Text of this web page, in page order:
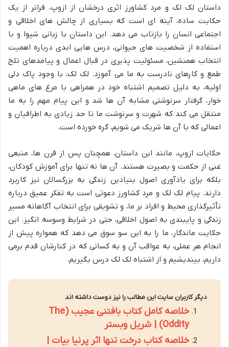
داستان لک لک و مرد کشاورز اثری درخشان از ازوپ، فراتر از یک
حکایت ساده، آینه ای است که بسیاری از چالش های اخلاقی و
اجتماعی انسان را بازتاب می دهد. این داستان با زبانی شیوا و با
استفاده از شخصیت های حیوانی، درس هایی ابدی درباره اهمیت
انتخاب همنشین، مسئولیت پذیری در قبال اعمال و پیامدهای تلخ
طمع و کارهای نادرست به ما می آموزد. لک لک، با وجود پاک دلی
اولیه، به دلیل تصمیم اشتباه خود در همراهی با مرغ های ماهی
خوار، گرفتار سرنوشتی مشابه آن ها شد و این پیام مهم را به ما
منتقل می کند که شهرت و سرنوشت ما تا حد زیادی به اطرافیان و
اعمالی که با آن ها شریک می شویم، گره خورده است.
حکایات ازوپ، مانند این داستان، همچنان پس از قرن ها، منبعی
غنی از حکمت و بصیرت هستند. آن ها نه تنها برای آموزش کودکان،
بلکه برای یادآوری اصول بنیادین زندگی به بزرگسالان نیز کاربرد
دارند. پیام لک لک و مرد کشاورز دعوتی است به تفکر عمیق درباره
تأثیرگذاری محیط و افراد بر ما، و تشویقی برای انتخاب آگاهانه مسیر
زندگی و پایبندی به اصول اخلاقی، حتی در شرایط وسوسه انگیز. این
حکایت ماندگار، ما را به این سو سوق می دهد که همواره پیش از
انجام هر عملی، به عواقب آن و به کسانی که در کنارشان قدم برمی
داریم، بیندیشیم و از اشتباه لک لک درس بگیریم.
دیگر کاربران سایت این مطالب را نیز دوست داشته اند
خلاصه کامل کتاب بافتنی عجیب (The
Oddity) | شریل وبستر
خلاصه کتاب درخت تنها اثر پرنیا بیات |